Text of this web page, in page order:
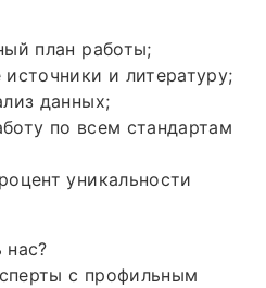
план работы;
и литературу;
данных;
по всем стандартам
уникальности
с профильным